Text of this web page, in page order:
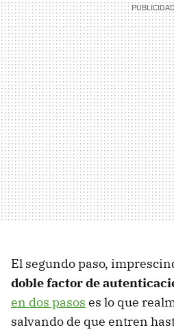
El segundo paso,
doble factor de
en dos pasos es lo que
salvando de que entren